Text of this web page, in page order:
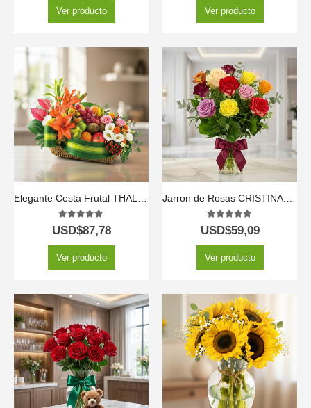
Ver producto Ver producto
5.00 out of 5
USD$87,78
Ver producto
5.00 out of 5
USD$59,09
Ver producto